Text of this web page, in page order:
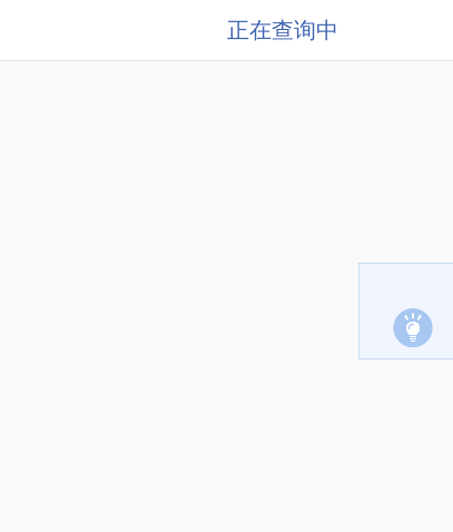
正在查询中